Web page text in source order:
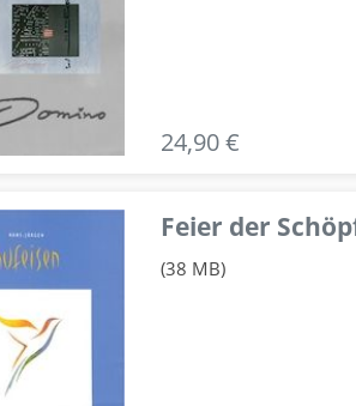
24,90 €
Feier der
(38 MB)